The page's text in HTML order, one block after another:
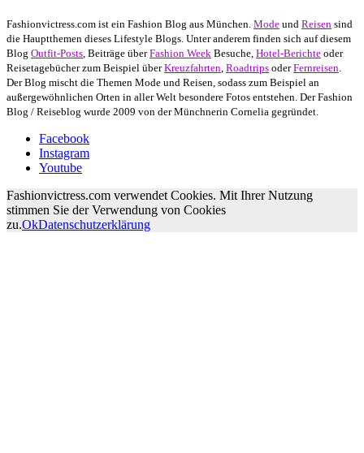
Fashionvictress.com ist ein Fashion Blog aus München. Mode und Reisen sind
die Hauptthemen dieses Lifestyle Blogs. Unter anderem finden sich auf diesem
Blog Outfit-Posts , Beiträge überFashion Week Besuche, Hotel-Berichte oder
Reisetagebücher zum Beispiel überKreuzfahrten Roadtrips oderFernreisen
Der Blog mischt die Themen Mode und Reisen, sodass zum Beispiel an
außergewöhnlichen Orten in aller Welt besondere Fotos entstehen. Der Fashion
Blog / Reiseblog wurde 2009 von der Münchnerin Cornelia gegründet.
Facebook
Instagram
Youtube
Fashionvictress.com verwendet Cookies. Mit Ihrer Nutzung
stimmen Sie der Verwendung von Cookies
zu.OkDatenschutzerklärung